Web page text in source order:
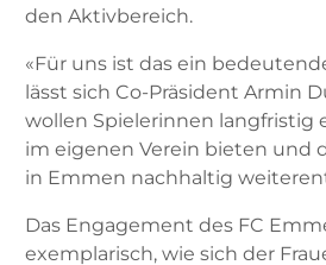
den Aktivbereich.
«Für uns ist das ein
lässt sich Co-Präsident Armin
wollen Spielerinnen langfristig
im eigenen Verein bieten und
in Emmen nachhaltig
Das Engagement des FC
exemplarisch, wie sich der